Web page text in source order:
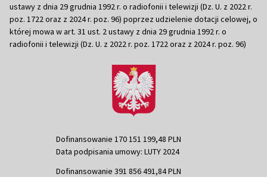
ustawy z dnia 29 grudnia 1992 r. o radiofonii i telewizji (Dz. U. z 2022 r.
poz. 1722 oraz z 2024 r. poz. 96) poprzez udzielenie dotacji celowej, o
której mowa w art. 31 ust. 2 ustawy z dnia 29 grudnia 1992 r. o
radiofonii i telewizji (Dz. U. z 2022 r. poz. 1722 oraz z 2024 r. poz. 96)
Dofinansowanie 170 151 199,48 PLN
Data podpisania umowy: LUTY 2024
Dofinansowanie 391 856 491,84 PLN